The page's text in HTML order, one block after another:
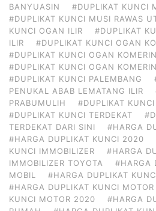
BANYUASIN
#DUPLIKAT KUNCI
#DUPLIKAT KUNCI MUSI RAWAS
KUNCI OGAN ILIR
#DUPLIKAT
ILIR
#DUPLIKAT KUNCI OGAN
#DUPLIKAT KUNCI OGAN
#DUPLIKAT KUNCI OGAN
#DUPLIKAT KUNCI PALEMBANG
PENUKAL ABAB LEMATANG ILIR
PRABUMULIH
#DUPLIKAT
#DUPLIKAT KUNCI TERDEKAT
TERDEKAT DARI SINI
#HARGA
#HARGA DUPLIKAT KUNCI 2020
KUNCI IMMOBILIZER
#HARGA
IMMOBILIZER TOYOTA
#HARGA
MOBIL
#HARGA DUPLIKAT
#HARGA DUPLIKAT KUNCI MOTOR
KUNCI MOTOR 2020
#HARGA